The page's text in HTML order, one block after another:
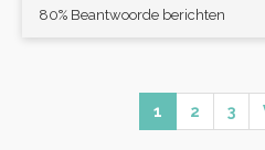
80% Beantwoorde berichten
1 2 3